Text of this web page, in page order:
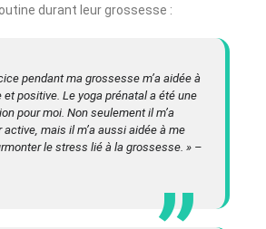
durant leur grossesse :
pendant ma grossesse m’a aidée à
et positive. Le yoga prénatal a été une
pour moi. Non seulement il m’a
mais il m’a aussi aidée à me
le stress lié à la grossesse. » –